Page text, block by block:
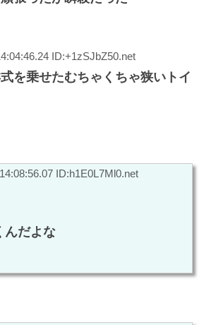
ID:+1zSJbZ50.net
を乗せたむちゃくちゃ狭いトイ
ID:h1E0L7Ml0.net
んだよな